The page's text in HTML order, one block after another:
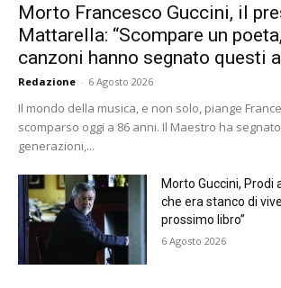
Morto Francesco Guccini, il
Mattarella: “Scompare un
canzoni hanno segnato questi
Redazione - 6 Agosto 2026
Il mondo della musica, e non solo, piange
scomparso oggi a 86 anni. Il Maestro ha
generazioni,...
Morto Guccini, Prodi
che era stanco di
prossimo libro”
6 Agosto 2026